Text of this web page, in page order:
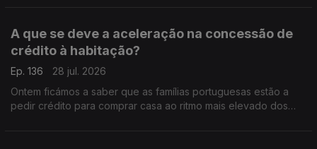
A que se deve a aceleração na concessão de
crédito à habitação?
Ep. 136
28 jul. 2026
Ontem ficámos a saber que as famílias portuguesas estão a
pedir crédito para comprar casa ao ritmo mais elevado dos